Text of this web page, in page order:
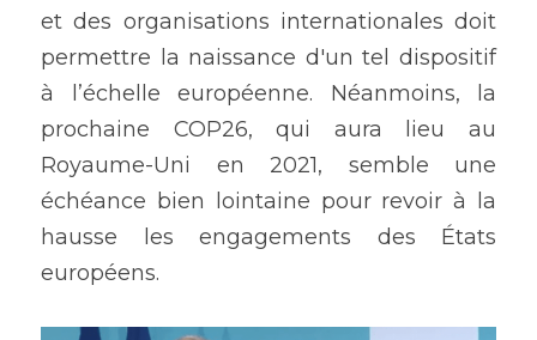
et des organisations internationales doit
permettre la naissance d'un tel dispositif
à l’échelle européenne. Néanmoins, la
prochaine COP26, qui aura lieu au
Royaume-Uni en 2021, semble une
échéance bien lointaine pour revoir à la
hausse les engagements des États
européens.